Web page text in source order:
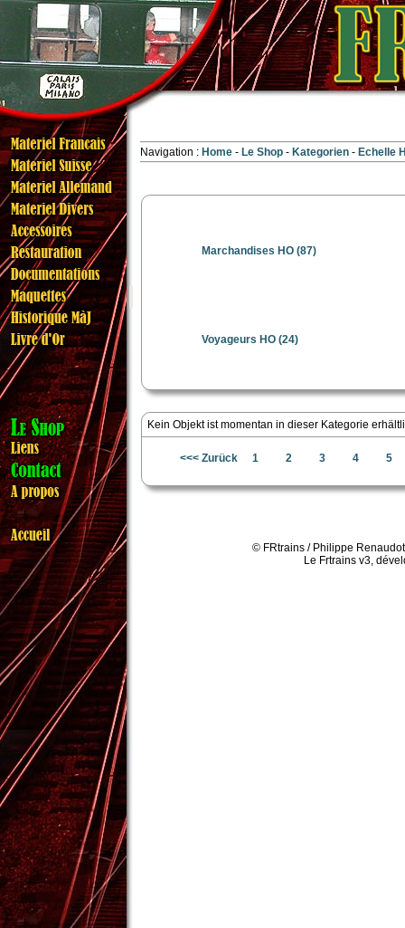
Navigation : Home Le Shop Kategorien Echelle
Marchandises HO (87)
Voyageurs HO (24)
Kein Objekt ist momentan in dieser Kategorie
<<< Zurück 1 2 3 4 5
© FRtrains / Philippe
Le Frtrains v3,